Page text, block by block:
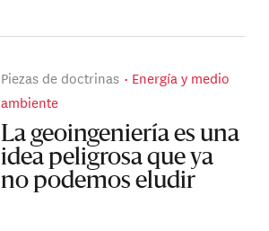
Piezas de doctrinas
Energía y medio
ambiente
La geoingeniería es una
idea peligrosa que ya
no podemos eludir